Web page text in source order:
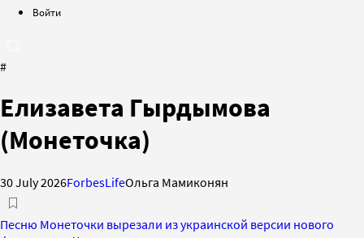
Войти
#
Елизавета Гырдымова
(Монеточка)
30 July 2026ForbesLifeОльга Мамиконян
Песню Монеточки вырезали из украинской версии нового